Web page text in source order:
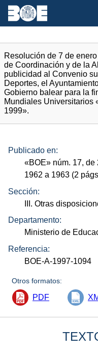
Resolución de 7 de
de Coordinación y de la
publicidad al Convenio
Deportes, el
Gobierno balear para la
Mundiales Universitarios
1999».
Publicado en:
«BOE» núm. 17, de
1962 a 1963 (2
Sección:
III. Otras
Departamento:
Ministerio de
Referencia:
BOE-A-1997-1094
Otros formatos:
PDF